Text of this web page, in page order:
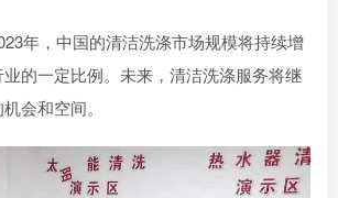
年，中国的清洁洗涤市场规模将持续增
的一定比例。未来，清洁洗涤服务将继
会和空间。